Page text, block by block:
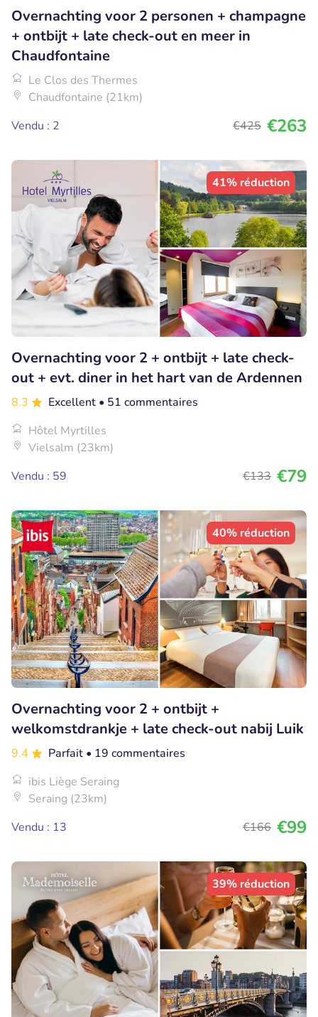
Overnachting voor 2 personen + champagne
+ ontbijt + late check-out en meer in
Chaudfontaine
Le Clos des Thermes
Chaudfontaine (21km)
Vendu : 2
€425 €263
41% réduction
Overnachting voor 2 + ontbijt + late check-
out + evt. diner in het hart van de Ardennen
8.3 Excellent • 51 commentaires
Hôtel Myrtilles
Vielsalm (23km)
Vendu : 59
€133 €79
40% réduction
Overnachting voor 2 + ontbijt +
welkomstdrankje + late check-out nabij Luik
9.4 Parfait • 19 commentaires
ibis Liège Seraing
Seraing (23km)
Vendu : 13
€166 €99
39% réduction